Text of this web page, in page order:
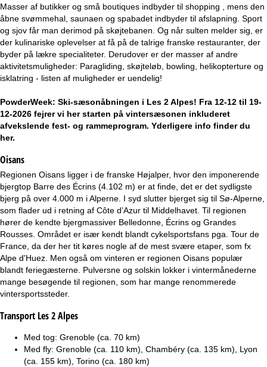
e
Masser af butikker og små boutiques indbyder til shopping , mens den
åbne svømmehal, saunaen og spabadet indbyder til afslapning. Sport
og sjov får man derimod på skøjtebanen. Og når sulten melder sig, er
der kulinariske oplevelser at få på de talrige franske restauranter, der
byder på lækre specialiteter. Derudover er der masser af andre
aktivitetsmuligheder: Paragliding, skøjteløb, bowling, helikopterture og
isklatring - listen af muligheder er uendelig!
PowderWeek: Ski-sæsonåbningen i Les 2 Alpes! Fra 12-12 til 19-
12-2026 fejrer vi her starten på vintersæsonen inkluderet
afvekslende fest- og rammeprogram. Yderligere info finder du
her.
Oisans
Regionen Oisans ligger i de franske Højalper, hvor den imponerende
bjergtop Barre des Écrins (4.102 m) er at finde, det er det sydligste
bjerg på over 4.000 m i Alperne. I syd slutter bjerget sig til Sø-Alperne,
som flader ud i retning af Côte d’Azur til Middelhavet. Til regionen
hører de kendte bjergmassiver Belledonne, Écrins og Grandes
Rousses. Området er især kendt blandt cykelsportsfans pga. Tour de
France, da der her tit køres nogle af de mest svære etaper, som fx
Alpe d'Huez. Men også om vinteren er regionen Oisans populær
blandt feriegæsterne. Pulversne og solskin lokker i vintermånederne
mange besøgende til regionen, som har mange renommerede
vintersportssteder.
Transport Les 2 Alpes
Med tog: Grenoble (ca. 70 km)
Med fly: Grenoble (ca. 110 km), Chambéry (ca. 135 km), Lyon
(ca. 155 km), Torino (ca. 180 km)